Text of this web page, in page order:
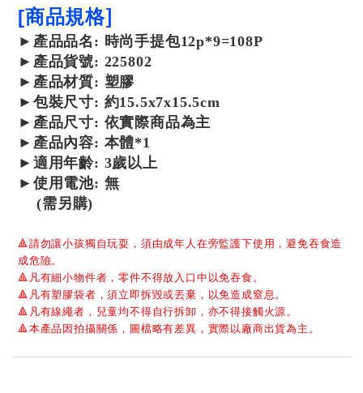
[商品規格]
► 產品品名: 時尚手提包12p*9=108P
► 產品貨號: 225802
► 產品材質: 塑膠
►包裝尺寸: 約15.5x7x15.5cm
►產品尺寸: 依實際商品為主
►產品內容: 本體*1
►適用年齡: 3歲以上
►使用電池: 無
(需另購)
🔺請勿讓小孩獨自玩耍，須由成年人在旁監護下使用，避免吞食造
成危險。
🔺 凡有細小物件者，零件不得放入口中以免吞食。
🔺 凡有塑膠袋者，須立即拆毀或丟棄，以免造成窒息。
🔺 凡有線繩者，兒童均不得自行拆卸，亦不得接觸火源。
🔺本產品因拍攝關係，圖檔略有差異，實際以廠商出貨為主。